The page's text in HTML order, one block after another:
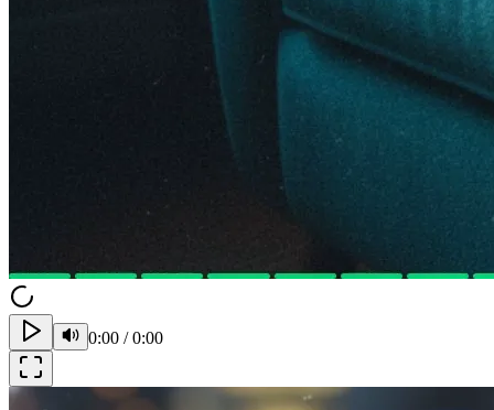
0:00 /0:00